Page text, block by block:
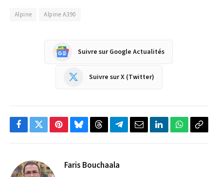
Alpine Alpine A390
Suivre sur Google Actualités
Suivre sur X (Twitter)
Facebook
TwitterPinterestBlueskyThreadsPartager
Telegram
EmailLinkedInWhatsApp
Faris Bouchaala